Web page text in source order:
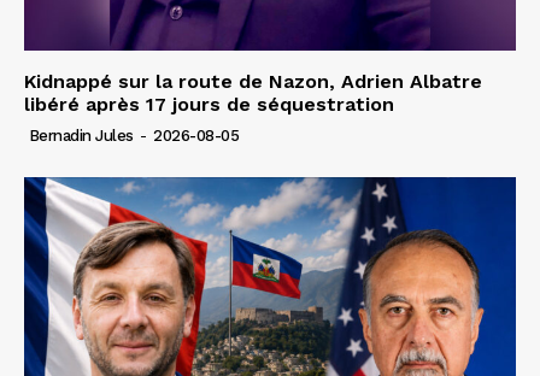
Kidnappé sur la route de Nazon, Adrien Albatre
libéré après 17 jours de séquestration
Bernadin Jules - 2026-08-05